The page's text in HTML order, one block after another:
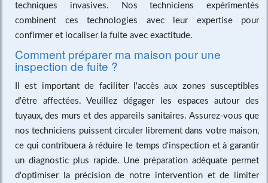
techniques invasives. Nos techniciens expérimentés
combinent ces technologies avec leur expertise pour
confirmer et localiser la fuite avec exactitude.
Comment préparer ma maison pour une
inspection de fuite ?
Il est important de faciliter l'accès aux zones susceptibles
d'être affectées. Veuillez dégager les espaces autour des
tuyaux, des murs et des appareils sanitaires. Assurez-vous que
nos techniciens puissent circuler librement dans votre maison,
ce qui contribuera à réduire le temps d'inspection et à garantir
un diagnostic plus rapide. Une préparation adéquate permet
d'optimiser la précision de notre intervention et de limiter